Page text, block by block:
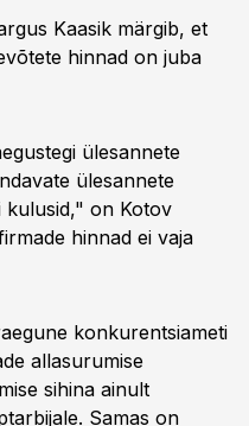
Kaasik märgib, et
hinnad on juba
ülesannete
ülesannete
kulusid," on Kotov
hinnad ei vaja
konkurentsiameti
allasurumise
sihina ainult
Samas on